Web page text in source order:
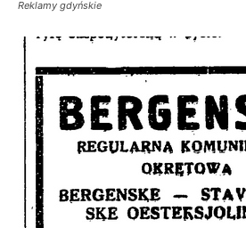
Reklamy gdyńskie